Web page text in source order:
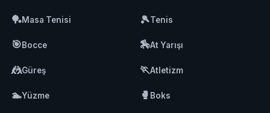
🏓Masa Tenisi 🎾Tenis
🎯Bocce 🏇At Yarışı
🤼Güreş 🏃Atletizm
🏊Yüzme 🥊 Boks